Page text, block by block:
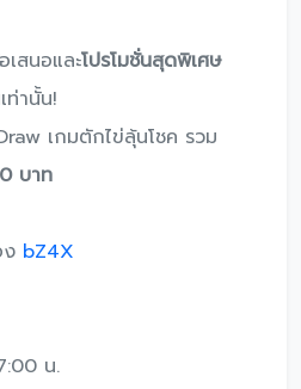
สนอและโปรโมชั่นสุดพิเศษ
ท่านั้น!
เกมตักไข่ลุ้นโชค รวม
บาท
bZ4X
น.